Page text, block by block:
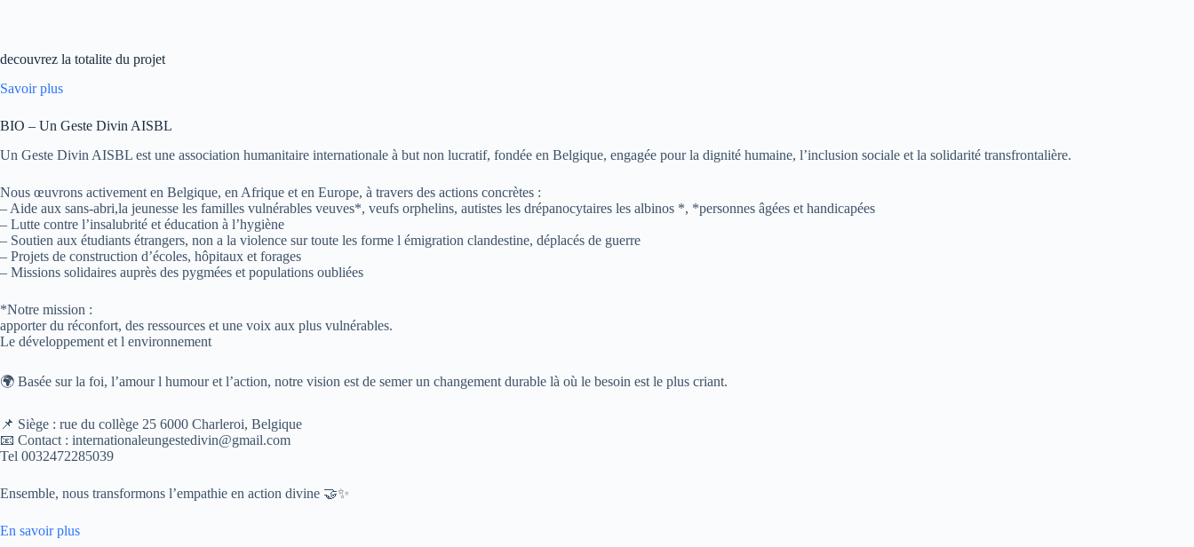
decouvrez la totalite du projet
Savoir plus
BIO – Un Geste Divin AISBL
Un Geste Divin AISBL est une association humanitaire internationale à but non lucratif, fondée en Belgique, engagée pour la dignité humaine, l’inclusion sociale et la solidarité transfrontalière.
Nous œuvrons activement en Belgique, en Afrique et en Europe, à travers des actions concrètes :
– Aide aux sans-abri,la jeunesse les familles vulnérables veuves*, veufs orphelins, autistes les drépanocytaires les albinos *, *personnes âgées et handicapées
– Lutte contre l’insalubrité et éducation à l’hygiène
– Soutien aux étudiants étrangers, non a la violence sur toute les forme l émigration clandestine, déplacés de guerre
– Projets de construction d’écoles, hôpitaux et forages
– Missions solidaires auprès des pygmées et populations oubliées
*Notre mission :
apporter du réconfort, des ressources et une voix aux plus vulnérables.
Le développement et l environnement
🌍 Basée sur la foi, l’amour l humour et l’action, notre vision est de semer un changement durable là où le besoin est le plus criant.
📌 Siège : rue du collège 25 6000 Charleroi, Belgique
📧 Contact : internationaleungestedivin@gmail.com
Tel 0032472285039
Ensemble, nous transformons l’empathie en action divine 🤝✨
En savoir plus